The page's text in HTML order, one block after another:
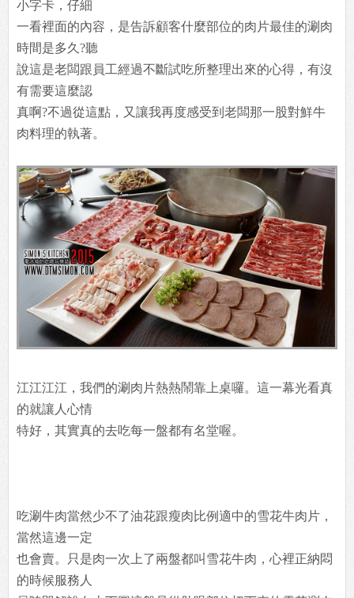
小字卡，仔細
一看裡面的內容，是告訴顧客什麼部位的肉片最佳的涮肉
時間是多久?聽
說這是老闆跟員工經過不斷試吃所整理出來的心得，有沒
有需要這麼認
真啊?不過從這點，又讓我再度感受到老闆那一股對鮮牛
肉料理的執著。
江江江江，我們的涮肉片熱熱鬧靠上桌囉。這一幕光看真
的就讓人心情
特好，其實真的去吃每一盤都有名堂喔。
吃涮牛肉當然少不了油花跟瘦肉比例適中的雪花牛肉片，
當然這邊一定
也會賣。只是肉一次上了兩盤都叫雪花牛肉，心裡正納悶
的時候服務人